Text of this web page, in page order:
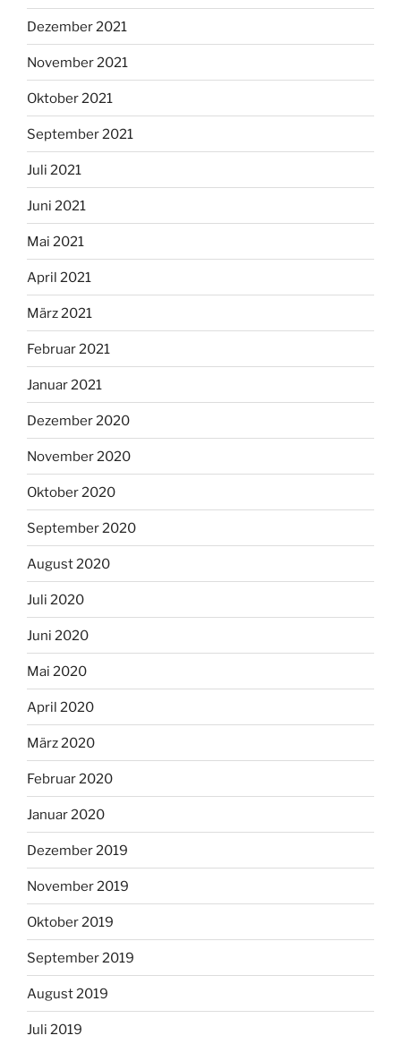
Dezember 2021
November 2021
Oktober 2021
September 2021
Juli 2021
Juni 2021
Mai 2021
April 2021
März 2021
Februar 2021
Januar 2021
Dezember 2020
November 2020
Oktober 2020
September 2020
August 2020
Juli 2020
Juni 2020
Mai 2020
April 2020
März 2020
Februar 2020
Januar 2020
Dezember 2019
November 2019
Oktober 2019
September 2019
August 2019
Juli 2019